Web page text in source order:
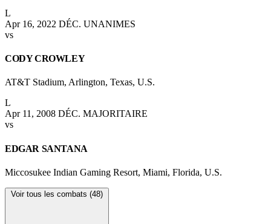
L
Apr 16, 2022 DÉC. UNANIMES
vs
CODY CROWLEY
AT&T Stadium, Arlington, Texas, U.S.
L
Apr 11, 2008 DÉC. MAJORITAIRE
vs
EDGAR SANTANA
Miccosukee Indian Gaming Resort, Miami, Florida, U.S.
Voir tous les combats (48)